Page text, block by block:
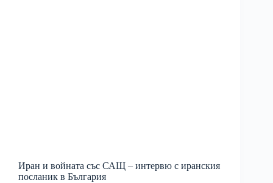
Иран и войната със САЩ – интервю с иранския
посланик в България